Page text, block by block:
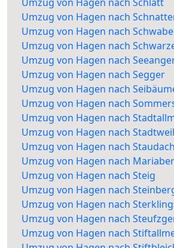
Umzug von Hagen nach
Umzug von Hagen nach
Umzug von Hagen nach
Umzug von Hagen nach
Umzug von Hagen nach Segger
Umzug von Hagen nach
Umzug von Hagen nach
Umzug von Hagen nach
Umzug von Hagen nach
Umzug von Hagen nach Staudach
Umzug von Hagen nach
Umzug von Hagen nach Steig
Umzug von Hagen nach
Umzug von Hagen nach
Umzug von Hagen nach
Umzug von Hagen nach